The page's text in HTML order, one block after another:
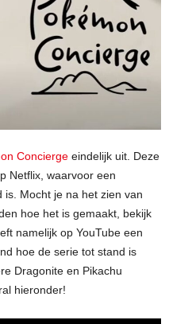
Concierge eindelijk uit. Deze
Netflix, waarvoor een
Mocht je na het zien van
hoe het is gemaakt, bekijk
namelijk op YouTube een
hoe de serie tot stand is
Dragonite en Pikachu
hieronder!